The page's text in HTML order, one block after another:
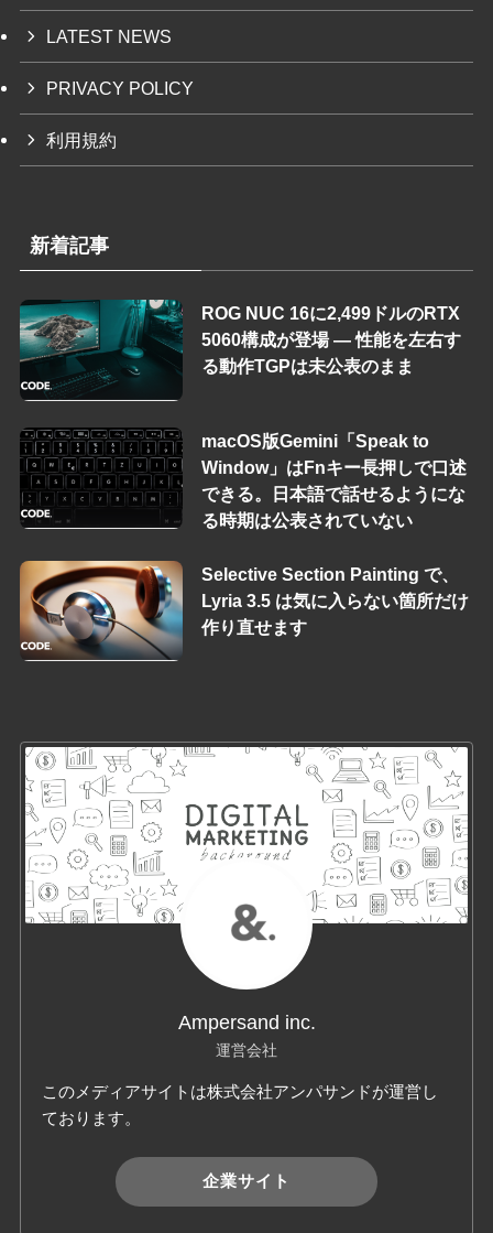
LATEST NEWS
PRIVACY POLICY
利用規約
新着記事
ROG NUC 16に2,499ドルのRTX
5060構成が登場 — 性能を左右す
る動作TGPは未公表のまま
macOS版Gemini「Speak to
Window」はFnキー長押しで口述
できる。日本語で話せるようにな
る時期は公表されていない
Selective Section Painting で、
Lyria 3.5 は気に入らない箇所だけ
作り直せます
Ampersand inc.
運営会社
このメディアサイトは株式会社アンパサンドが運営し
ております。
企業サイト